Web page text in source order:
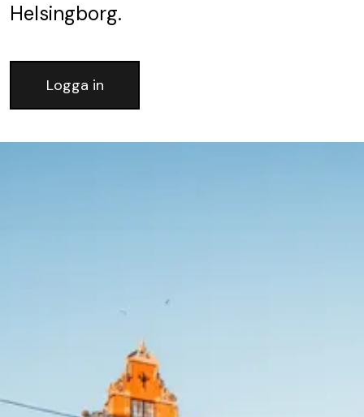
Helsingborg.
Logga in